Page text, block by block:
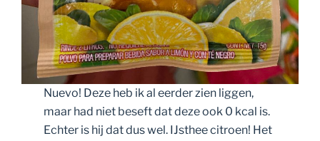
Nuevo! Deze heb ik al eerder zien liggen,
maar had niet beseft dat deze ook 0 kcal is.
Echter is hij dat dus wel. IJsthee citroen! Het